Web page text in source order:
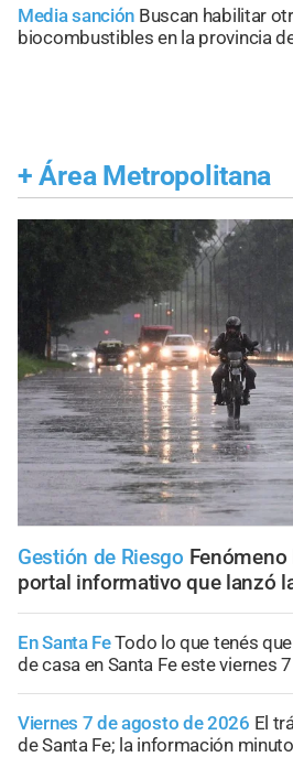
Media sanción Buscan habilitar
biocombustibles en la provincia
+ Área Metropolitana
Gestión de Riesgo Fenómeno
portal informativo que lanzó
En Santa FeTodo lo que tenés
de casa en Santa Fe este viernes
Viernes 7 de agosto de 2026 El
de Santa Fe; la información